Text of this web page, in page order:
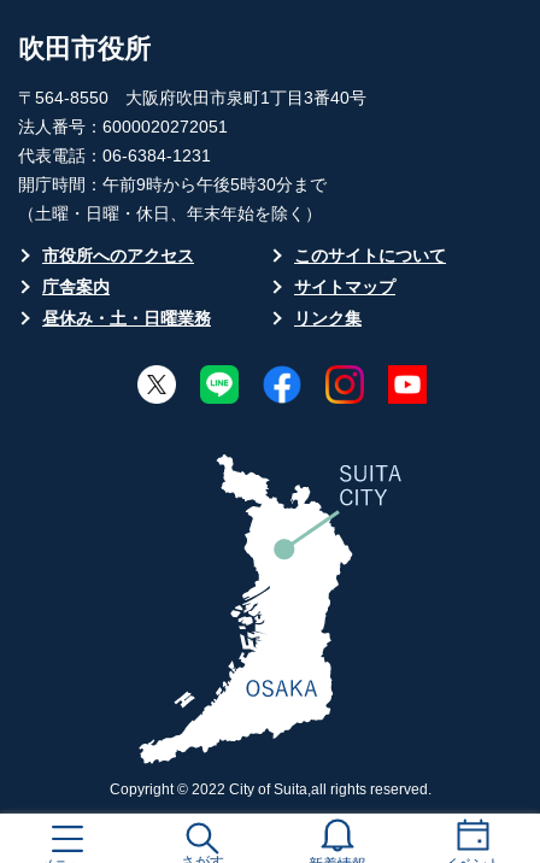
吹田市役所
〒564-8550 大阪府吹田市泉町1丁目3番40号
法人番号：6000020272051
代表電話：06-6384-1231
開庁時間：午前9時から午後5時30分まで
（土曜・日曜・休日、年末年始を除く）
市役所へのアクセス
このサイトについて
庁舎案内
サイトマップ
昼休み・土・日曜業務
リンク集
Copyright © 2022 City of Suita,all rights reserved.